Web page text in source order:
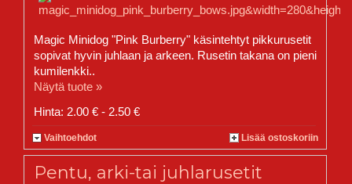
Magic Minidog "Pink Burberry" käsintehtyt pikkurusetit
sopivat hyvin juhlaan ja arkeen. Rusetin takana on pieni
kumilenkki..
Näytä tuote »
Hinta: 2.00 € - 2.50 €
Vaihtoehdot Lisää ostoskoriin
Pentu, arki-tai juhlarusetit